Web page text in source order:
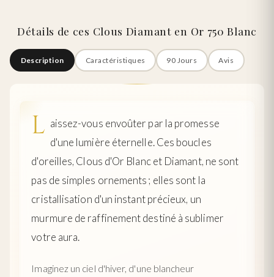
Détails de ces Clous Diamant en Or 750 Blanc
Description Caractéristiques 90 Jours Avis
L aissez-vous envoûter par la promesse
d'une lumière éternelle. Ces boucles
d'oreilles, Clous d'Or Blanc et Diamant, ne sont
pas de simples ornements ; elles sont la
cristallisation d'un instant précieux, un
murmure de raffinement destiné à sublimer
votre aura.
Imaginez un ciel d'hiver, d'une blancheur